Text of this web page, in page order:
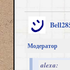
Модератор
alexa: